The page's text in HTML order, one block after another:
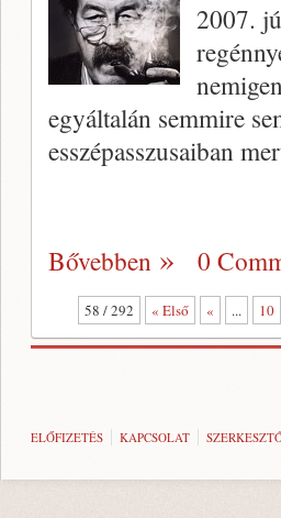
2007.
egyáltalán semmire
esszépasszusaiban
Bővebben 0
58 / 292 « Első « ... 10
ELŐFIZETÉS KAPCSOLAT